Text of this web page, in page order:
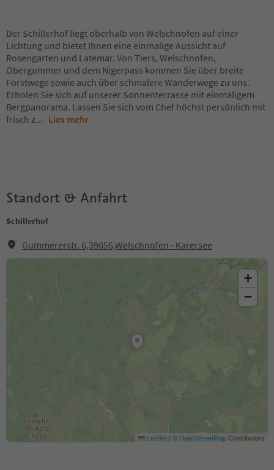
Der Schillerhof liegt oberhalb von Welschnofen auf einer
Lichtung und bietet Ihnen eine einmalige Aussicht auf
Rosengarten und Latemar. Von Tiers, Welschnofen,
Obergummer und dem Nigerpass kommen Sie über breite
Forstwege sowie auch über schmalere Wanderwege zu uns.
Erholen Sie sich auf unserer Sonnenterrasse mit einmaligem
Bergpanorama. Lassen Sie sich vom Chef höchst persönlich mit
frisch z... Lies mehr
Standort & Anfahrt
Schillerhof
Gummererstr. 6,39056,Welschnofen - Karersee
+
−
Leaflet | ©OpenStreetMapContributors